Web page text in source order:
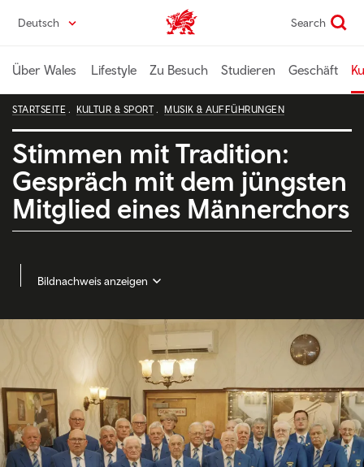
zumDeutsch Wales home Search
Über Wales Lifestyle Zu Besuch Studieren Geschäft
STARTSEITE KULTUR & SPORT MUSIK & AUFFÜHRUNGEN
Stimmen mit Tradition:
Gespräch mit dem jüngsten
Mitglied eines Männerchors
Bildnachweis anzeigen